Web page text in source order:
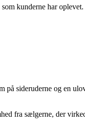
kunderne har
sideruderne og en
fra sælgerne, der